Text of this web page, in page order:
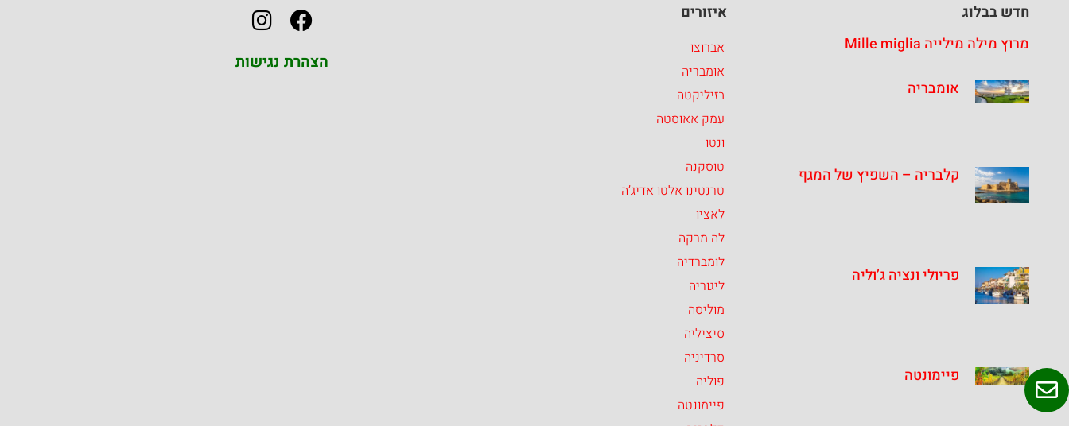
חדש בבלוג
מרוץ מילה מילייה Mille miglia
אומבריה
קלבריה – השפיץ של המגף
פריולי ונציה ג’וליה
פיימונטה
איזורים
אברוצו
אומבריה
בזיליקטה
עמק אאוסטה
ונטו
טוסקנה
טרנטינו אלטו אדיג’ה
לאציו
לה מרקה
לומברדיה
ליגוריה
מוליסה
סיציליה
סרדיניה
פוליה
פיימונטה
הצהרת נגישות